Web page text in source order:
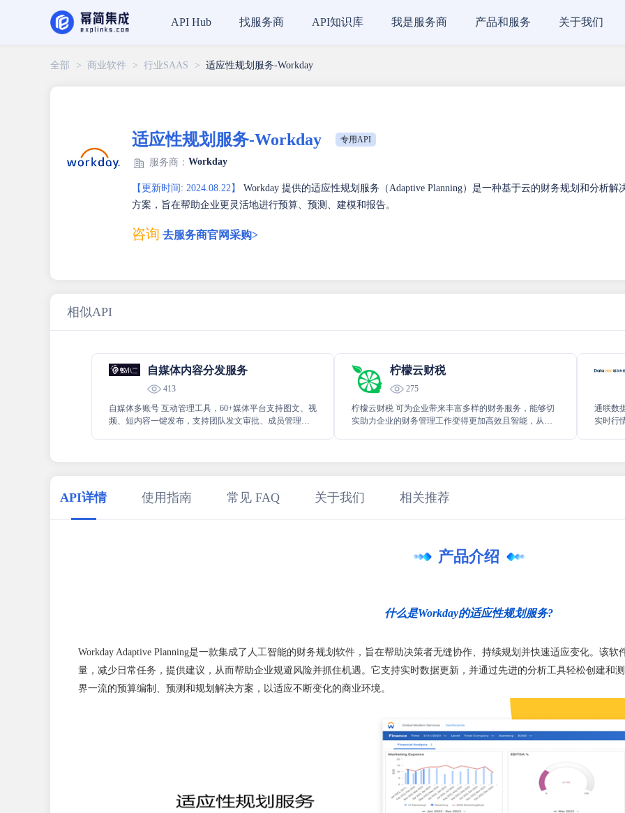
API Hub 找服务商 API知识库 我是服务商 产品和服务 关于我们
全部 > 商业软件 > 行业SAAS > 适应性规划服务-Workday
适应性规划服务-Workday 专用API
服务商： Workday
【更新时间: 2024.08.22】
Workday 提供的适应性规划服务（Adaptive Planning）是一种基于云的财务规划和分析解
方案，旨在帮助企业更灵活地进行预算、预测、建模和报告。
咨询 去服务商官网采购>
相似API
自媒体内容分发服务
413
自媒体多账号 互动管理工具，60+媒体平台支持图文、视
频、短内容一键发布，支持团队发文审批、成员管理，
柠檬云财税
275
柠檬云财税 可为企业带来丰富多样的财务服务，能够切
实助力企业的财务管理工作变得更加高效且智能，从而
通联数
实时行
API详情 使用指南 常见 FAQ 关于我们 相关推荐
产品介绍
什么是Workday的适应性规划服务?
Workday Adaptive Planning是一款集成了人工智能的财务规划软件，旨在帮助决策者无缝协作、持续规划并快速适应变化。该
量，减少日常任务，提供建议，从而帮助企业规避风险并抓住机遇。它支持实时数据更新，并通过先进的分析工具轻松创建和
界一流的预算编制、预测和规划解决方案，以适应不断变化的商业环境。